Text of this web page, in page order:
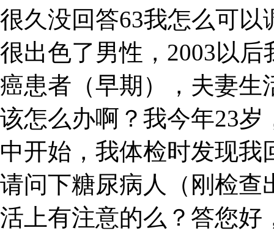
很久没回答63我怎么可
很出色了男性，2003以
癌患者（早期），夫妻生
该怎么办啊？我今年23
中开始，我体检时发现我
请问下糖尿病人（刚检查
活上有注意的么？答您好